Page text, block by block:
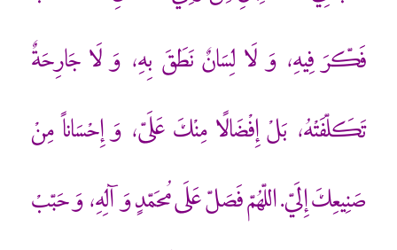
فَكّرَ فِيهِ، وَ لَا لِسَانٌ نَطَقَ بِهِ، وَ لَا جَارِحَةٌ
تَكَلّفَتْهُ، بَلْ إِفْضَالًا مِنْكَ عَلَيّ، وَ إِحْسَاناً مِنْ
صَنِيعِكَ إِلَيّ. اللّهُمّ فَصَلّ عَلَى مُحَمّدٍ وَ آلِهِ، وَ حَبّبْ